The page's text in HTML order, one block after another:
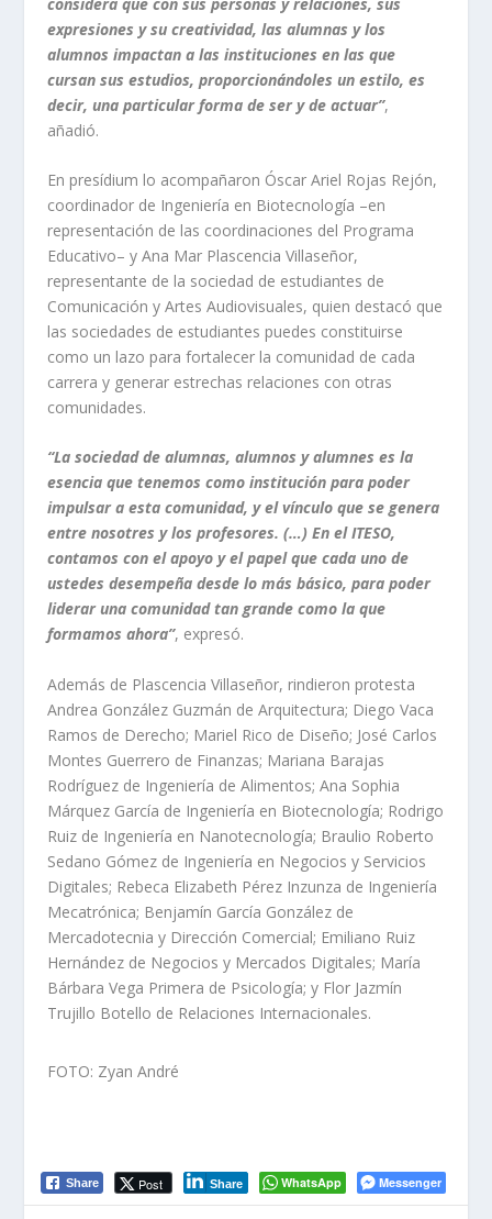
expresiones y su creatividad, las alumnas y los
alumnos impactan a las instituciones en las que
cursan sus estudios, proporcionándoles un estilo, es
decir, una particular forma de ser y de actuar”,
añadió.
En presídium lo acompañaron Óscar Ariel Rojas Rejón,
coordinador de Ingeniería en Biotecnología –en
representación de las coordinaciones del Programa
Educativo– y Ana Mar Plascencia Villaseñor,
representante de la sociedad de estudiantes de
Comunicación y Artes Audiovisuales, quien destacó que
las sociedades de estudiantes puedes constituirse
como un lazo para fortalecer la comunidad de cada
carrera y generar estrechas relaciones con otras
comunidades.
“La sociedad de alumnas, alumnos y alumnes es la
esencia que tenemos como institución para poder
impulsar a esta comunidad, y el vínculo que se genera
entre nosotres y los profesores. (…) En el ITESO,
contamos con el apoyo y el papel que cada uno de
ustedes desempeña desde lo más básico, para poder
liderar una comunidad tan grande como la que
formamos ahora”, expresó.
Además de Plascencia Villaseñor, rindieron protesta
Andrea González Guzmán de Arquitectura; Diego Vaca
Ramos de Derecho; Mariel Rico de Diseño; José Carlos
Montes Guerrero de Finanzas; Mariana Barajas
Rodríguez de Ingeniería de Alimentos; Ana Sophia
Márquez García de Ingeniería en Biotecnología; Rodrigo
Ruiz de Ingeniería en Nanotecnología; Braulio Roberto
Sedano Gómez de Ingeniería en Negocios y Servicios
Digitales; Rebeca Elizabeth Pérez Inzunza de Ingeniería
Mecatrónica; Benjamín García González de
Mercadotecnia y Dirección Comercial; Emiliano Ruiz
Hernández de Negocios y Mercados Digitales; María
Bárbara Vega Primera de Psicología; y Flor Jazmín
Trujillo Botello de Relaciones Internacionales.
FOTO: Zyan André
Share Post Share WhatsApp Messenger